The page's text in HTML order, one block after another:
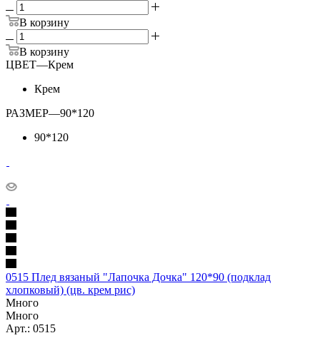
В корзину
В корзину
ЦВЕТ—Крем
Крем
РАЗМЕР—90*120
90*120
0515 Плед вязаный "Лапочка Дочка" 120*90 (подклад
хлопковый) (цв. крем рис)
Много
Много
Арт.: 0515